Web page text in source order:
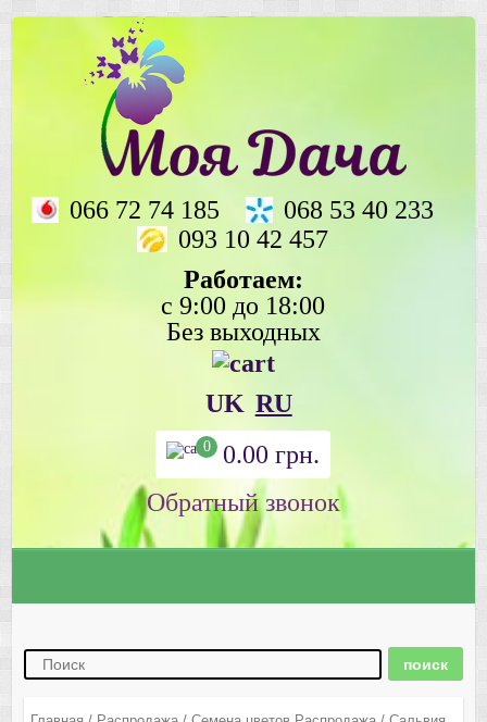
066 72 74 185
068 53 40 233
093 10 42 457
Работаем:
с 9:00 до 18:00
Без выходных
UK RU
0 0.00грн.